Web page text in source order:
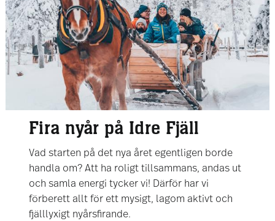
Fira nyår på Idre Fjäll
Vad starten på det nya året egentligen borde
handla om? Att ha roligt tillsammans, andas ut
och samla energi tycker vi! Därför har vi
förberett allt för ett mysigt, lagom aktivt och
fjälllyxigt nyårsfirande.